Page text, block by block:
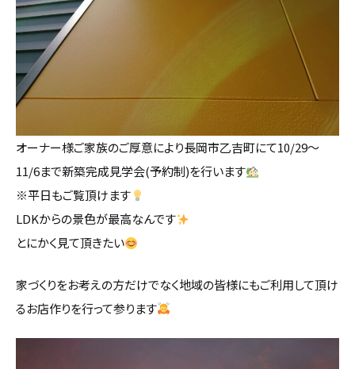
オーナー様ご家族のご厚意により長岡市乙吉町にて10/29～
11/6まで新築完成見学会(予約制)を行います
※平日もご覧頂けます
LDKからの景色が最高なんです
とにかく見て頂きたい
家づくりをお考えの方だけでなく地域の皆様にもご利用して頂け
るお店作りを行って参ります